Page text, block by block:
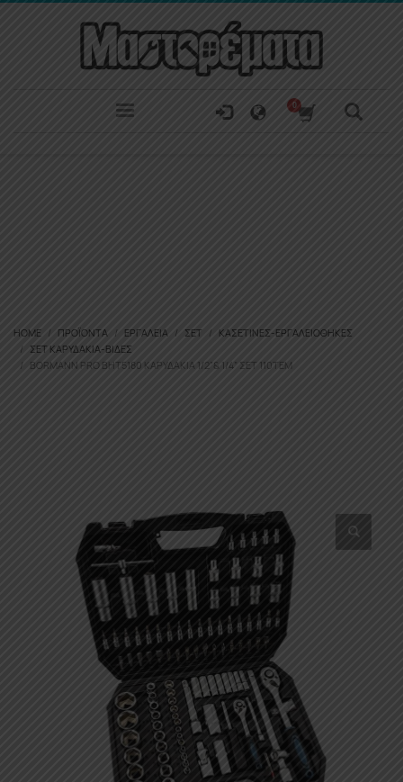
HOME ΠΡΟΪΌΝΤΑ ΕΡΓΑΛΕΊΑ ΣΕΤ
ΚΑΣΕΤΊΝΕΣ-ΕΡΓΑΛΕΙΟΘΉΚΕΣ
ΣΕΤ ΚΑΡΥΔΆΚΙΑ-ΒΊΔΕΣ
BORMANN PRO BHT5180 ΚΑΡΥΔΆΚΙΑ 1/2”& 1/4” ΣΕΤ 110ΤΕΜ